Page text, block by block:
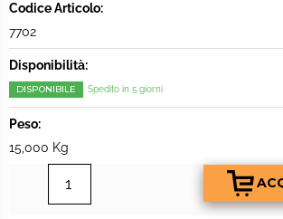
Codice Articolo:
7702
Disponibilità:
DISPONIBILE Spedito in 5 giorni
Peso:
15,000 Kg